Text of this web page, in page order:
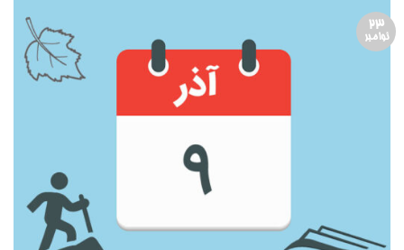
23
نوامبر